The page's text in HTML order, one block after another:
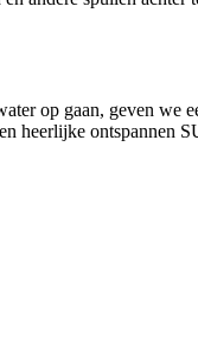
op gaan, geven we
heerlijke ontspannen